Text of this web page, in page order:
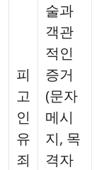
피
고
인
유
죄
술과
객관
적인
증거
(문자
메시
지, 목
격자